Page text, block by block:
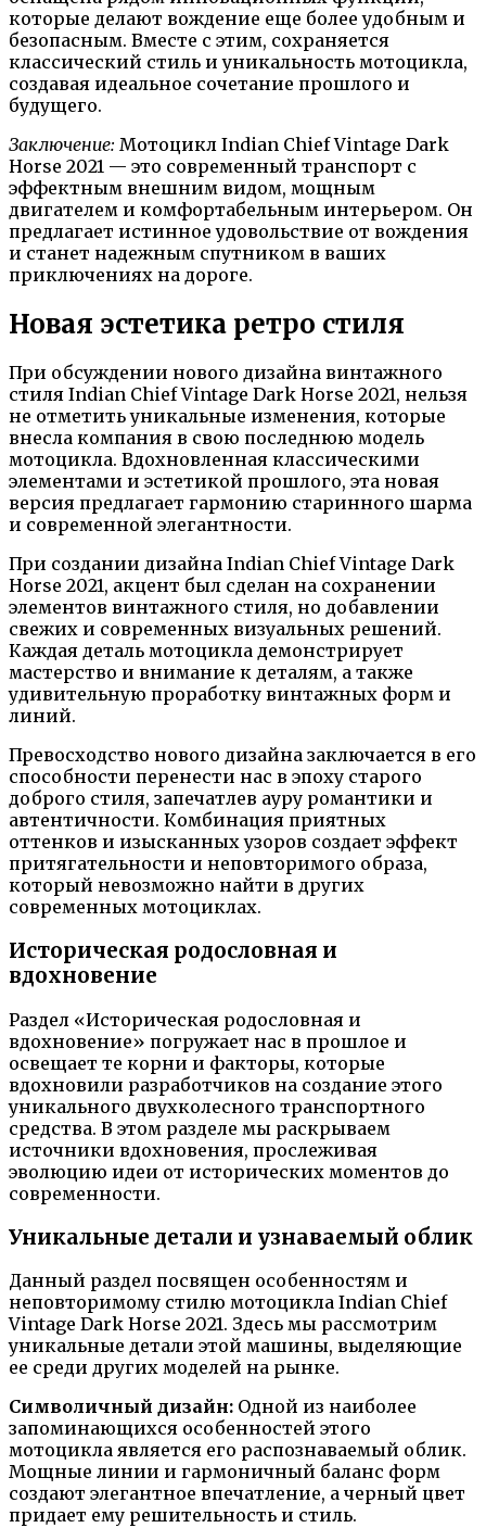
которые делают вождение еще более удобным и
безопасным. Вместе с этим, сохраняется
классический стиль и уникальность мотоцикла,
создавая идеальное сочетание прошлого и
будущего.
Заключение: Мотоцикл Indian Chief Vintage Dark
Horse 2021 — это современный транспорт с
эффектным внешним видом, мощным
двигателем и комфортабельным интерьером. Он
предлагает истинное удовольствие от вождения
и станет надежным спутником в ваших
приключениях на дороге.
Новая эстетика ретро стиля
При обсуждении нового дизайна винтажного
стиля Indian Chief Vintage Dark Horse 2021, нельзя
не отметить уникальные изменения, которые
внесла компания в свою последнюю модель
мотоцикла. Вдохновленная классическими
элементами и эстетикой прошлого, эта новая
версия предлагает гармонию старинного шарма
и современной элегантности.
При создании дизайна Indian Chief Vintage Dark
Horse 2021, акцент был сделан на сохранении
элементов винтажного стиля, но добавлении
свежих и современных визуальных решений.
Каждая деталь мотоцикла демонстрирует
мастерство и внимание к деталям, а также
удивительную проработку винтажных форм и
линий.
Превосходство нового дизайна заключается в его
способности перенести нас в эпоху старого
доброго стиля, запечатлев ауру романтики и
автентичности. Комбинация приятных
оттенков и изысканных узоров создает эффект
притягательности и неповторимого образа,
который невозможно найти в других
современных мотоциклах.
Историческая родословная и
вдохновение
Раздел «Историческая родословная и
вдохновение» погружает нас в прошлое и
освещает те корни и факторы, которые
вдохновили разработчиков на создание этого
уникального двухколесного транспортного
средства. В этом разделе мы раскрываем
источники вдохновения, прослеживая
эволюцию идеи от исторических моментов до
современности.
Уникальные детали и узнаваемый облик
Данный раздел посвящен особенностям и
неповторимому стилю мотоцикла Indian Chief
Vintage Dark Horse 2021. Здесь мы рассмотрим
уникальные детали этой машины, выделяющие
ее среди других моделей на рынке.
Символичный дизайн: Одной из наиболее
запоминающихся особенностей этого
мотоцикла является его распознаваемый облик.
Мощные линии и гармоничный баланс форм
создают элегантное впечатление, а черный цвет
придает ему решительность и стиль.